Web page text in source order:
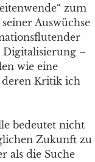
zum
Auswüchse
–
wie eine
Kritik ich
bedeutet nicht
Zukunft zu
als die Suche